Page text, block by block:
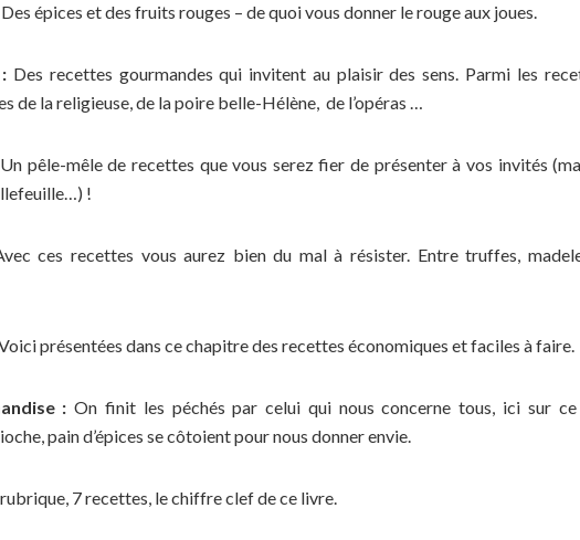
Des épices et des fruits rouges – de quoi vous donner le rouge aux joues.
Des recettes gourmandes qui invitent au plaisir des sens. Parmi les
de la religieuse, de la poire belle-Hélène, de l’opéras …
Un pêle-mêle de recettes que vous serez fier de présenter à vos invités
!
ces recettes vous aurez bien du mal à résister. Entre truffes,
présentées dans ce chapitre des recettes économiques et faciles à faire.
: On finit les péchés par celui qui nous concerne tous, ici sur
pain d’épices se côtoient pour nous donner envie.
7 recettes, le chiffre clef de ce livre.